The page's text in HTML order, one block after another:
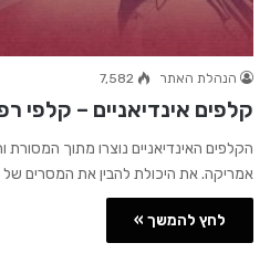
הנהלת האתר 7,582
קלפים אינדיאניים – קלפי
הקלפים האינדיאניים נוצרו מתוך המסורת
אמריקה. את היכולת להבין את המסרים של
לחץ להמשך »